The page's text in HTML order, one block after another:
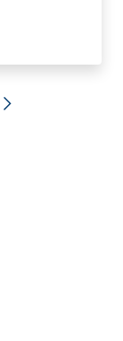
Successiva »